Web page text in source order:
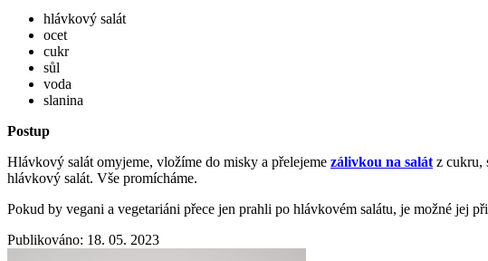
hlávkový salát
ocet
cukr
sůl
voda
slanina
Postup
Hlávkový salát omyjeme, vložíme do misky a přelejeme zálivkou na salát z cukru,
hlávkový salát. Vše promícháme.
Pokud by vegani a vegetariáni přece jen prahli po hlávkovém salátu, je možné jej
Publikováno: 18. 05. 2023